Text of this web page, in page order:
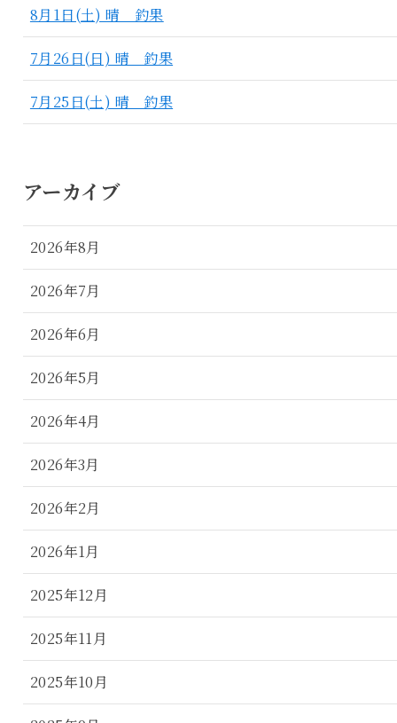
8月1日(土) 晴 釣果
7月26日(日) 晴 釣果
7月25日(土) 晴 釣果
アーカイブ
2026年8月
2026年7月
2026年6月
2026年5月
2026年4月
2026年3月
2026年2月
2026年1月
2025年12月
2025年11月
2025年10月